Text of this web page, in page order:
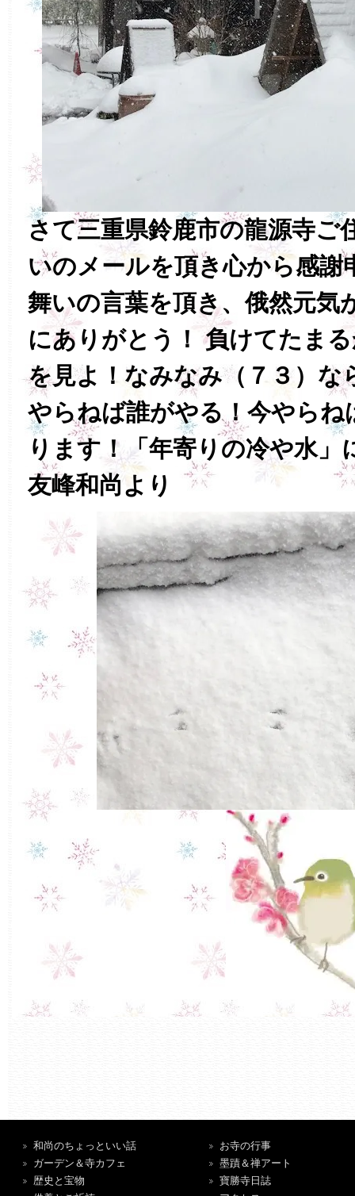
さて三重県鈴鹿市の龍源寺ご
いのメールを頂き心から感謝
舞いの言葉を頂き、俄然元気
にありがとう！ 負けてたま
を見よ！なみなみ（７３）な
やらねば誰がやる！今やらね
ります！「年寄りの冷や水」
友峰和尚より
和尚のちょっといい話
ガーデン＆寺カフェ
歴史と宝物
お寺の行事
墨蹟＆禅アート
寶勝寺日誌